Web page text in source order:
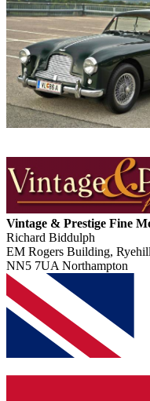
Vintage & Prestige Fine
Richard Biddulph
EM Rogers Building,
NN5 7UA Northampton